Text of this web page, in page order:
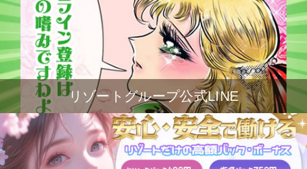
リゾートグループ公式LINE